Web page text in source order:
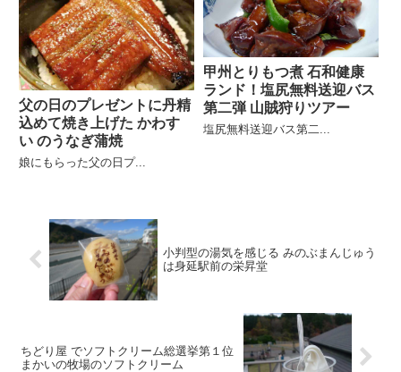
父の日のプレゼントに丹精
込めて焼き上げた かわす
い のうなぎ蒲焼
娘にもらった父の日プ...
甲州とりもつ煮 石和健康
ランド！塩尻無料送迎バス
第二弾 山賊狩りツアー
塩尻無料送迎バス第二...
小判型の湯気を感じる みのぶまんじゅう
は身延駅前の栄昇堂
ちどり屋 でソフトクリーム総選挙第１位
まかいの牧場のソフトクリーム